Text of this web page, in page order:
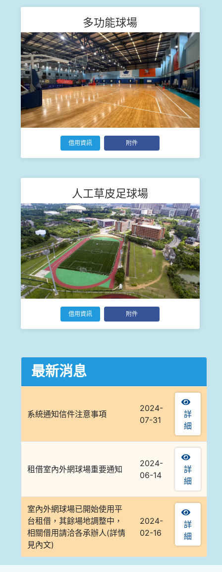
多功能球場
借用資訊 附件
人工草皮足球場
借用資訊 附件
最新消息
系統通知信件注意事項
2024-
07-31
詳
細
租借室內外網球場重要通知
2024-
06-14
詳
細
室內外網球場已開始使用平
台租借，其餘場地調整中，
相關借用請洽各承辦人(詳情
見內文)
2024-
02-16
詳
細